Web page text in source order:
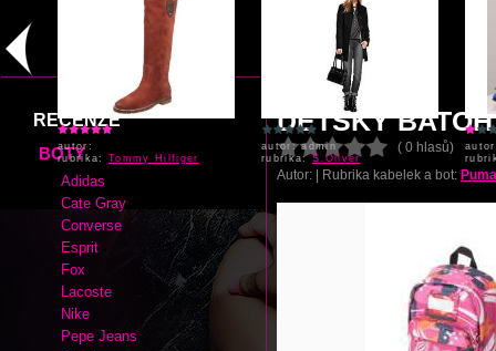
autor:
rubrika: Tommy Hilfiger
autor: admin
rubrika:S.Oliver
DĚTSKÝ
( 0 hlasů)
Rubrika kabelek a bot:Puma
RECENZE
BOTY
Adidas